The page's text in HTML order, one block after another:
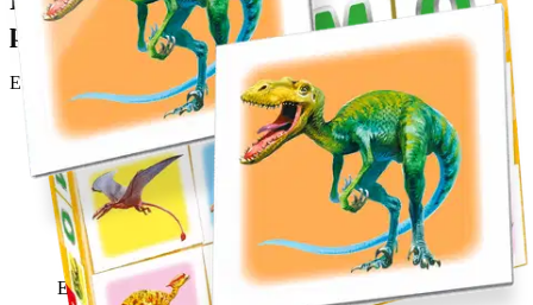
palvelupisteeseen!
Etu ei koske Suuri‑lisäpalvelulla toimitettavia tuotteita.
Tarkista myymäläsaatavuus
Ei saatavilla